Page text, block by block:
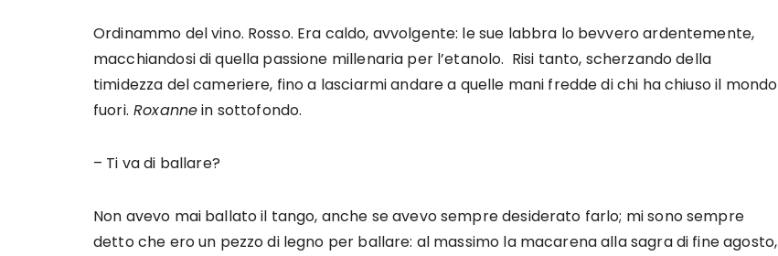
Ordinammo del vino. Rosso. Era caldo, avvolgente: le sue labbra lo bevvero ardentemente,
macchiandosi di quella passione millenaria per l’etanolo. Risi tanto, scherzando della
timidezza del cameriere, fino a lasciarmi andare a quelle mani fredde di chi ha chiuso il mondo
fuori. Roxannein sottofondo.
– Ti va di ballare?
Non avevo mai ballato il tango, anche se avevo sempre desiderato farlo; mi sono sempre
detto che ero un pezzo di legno per ballare: al massimo la macarena alla sagra di fine agosto,